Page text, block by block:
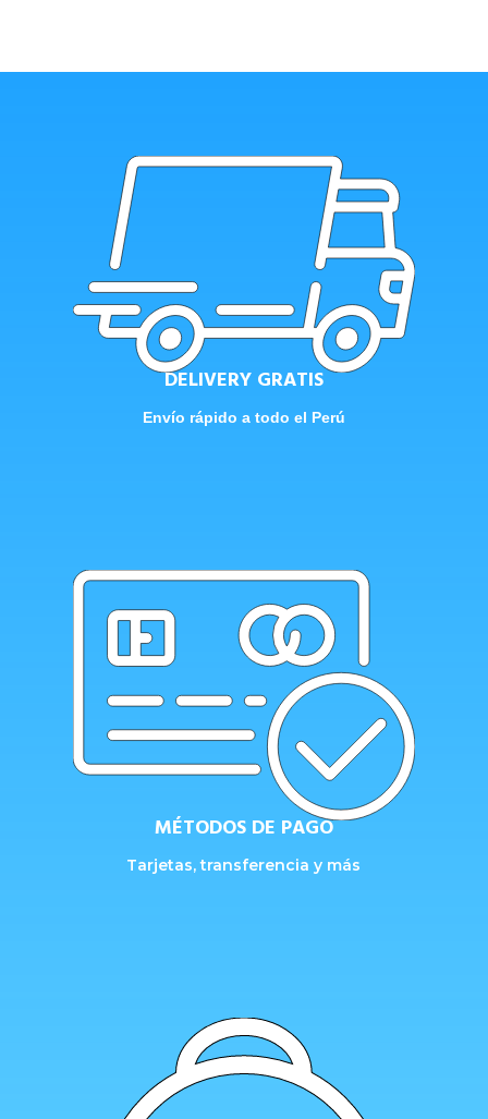
DELIVERY GRATIS
Envío rápido a todo el Perú
MÉTODOS DE PAGO
Tarjetas, transferencia y más